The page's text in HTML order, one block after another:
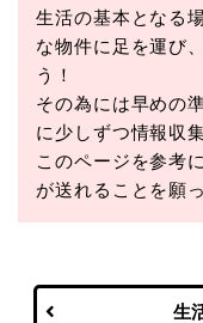
生活の基本となる
な物件に足を運び
う！
その為には早めの
に少しずつ情報収
このページを参考
が送れることを願
生